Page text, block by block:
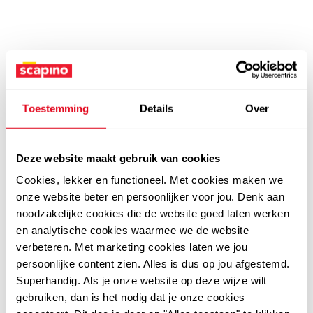
Toestemming Details Over
Deze website maakt gebruik van cookies
Cookies, lekker en functioneel. Met cookies maken we
onze website beter en persoonlijker voor jou. Denk aan
noodzakelijke cookies die de website goed laten werken
en analytische cookies waarmee we de website
verbeteren. Met marketing cookies laten we jou
persoonlijke content zien. Alles is dus op jou afgestemd.
Superhandig. Als je onze website op deze wijze wilt
gebruiken, dan is het nodig dat je onze cookies